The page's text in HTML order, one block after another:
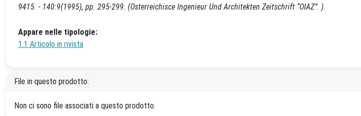
9415. - 140:9(1995), pp. 295-299. (Osterreichisce Ingenieur Und Architekten Zeitschrift “OIAZ”. ).
Appare nelle tipologie:
1.1 Articolo in rivista
File in questo prodotto:
Non ci sono file associati a questo prodotto.